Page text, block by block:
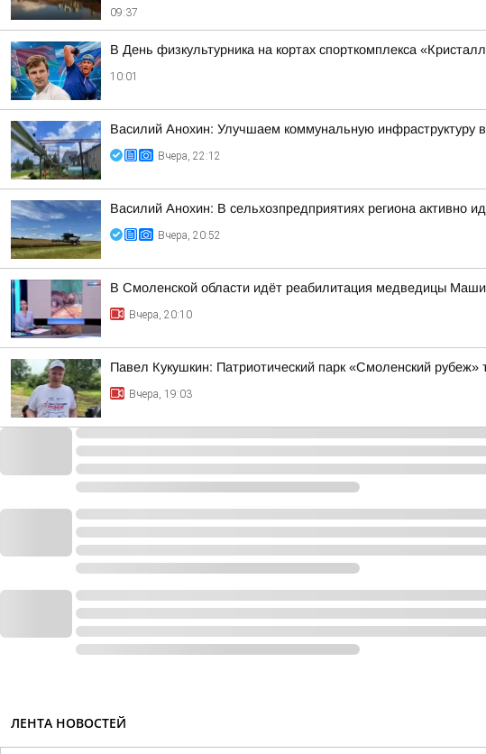
09:37
В День физкультурника на кортах спорткомплекса
10:01
Василий Анохин: Улучшаем коммунальную инфраструктуру
Вчера, 22:12
Василий Анохин: В сельхозпредприятиях региона активно
Вчера, 20:52
В Смоленской области идёт реабилитация медведицы Маши
Вчера, 20:10
Павел Кукушкин: Патриотический парк «Смоленский
Вчера, 19:03
ЛЕНТА НОВОСТЕЙ